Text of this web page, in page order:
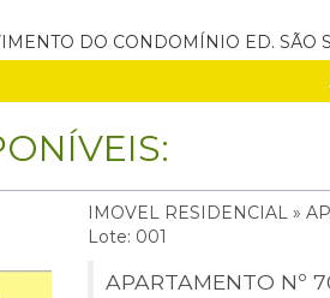
DO CONDOMÍNIO ED.
IMOVEL RESIDENCIAL »
Lote: 001
APARTAMENTO Nº